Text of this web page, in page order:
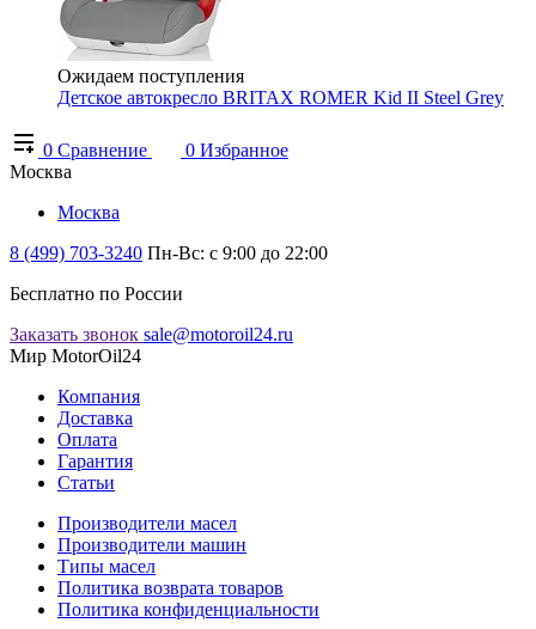
Ожидаем поступления
Детское автокресло BRITAX ROMER Kid II Steel Grey
0 Сравнение 0 Избранное
Москва
Москва
8 (499) 703-3240 Пн-Вс: с 9:00 до 22:00
Бесплатно по России
Заказать звонок sale@motoroil24.ru
Мир MotorOil24
Компания
Доставка
Оплата
Гарантия
Статьи
Производители масел
Производители машин
Типы масел
Политика возврата товаров
Политика конфиденциальности